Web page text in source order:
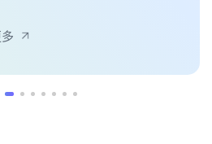
、房价，参会者就可以在线预
型、房价